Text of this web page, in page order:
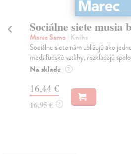
Sociálne siete musia
Marec Samo| Kniha
Sociálne siete nám ubližujú ako
medziľudské vzťahy, rozkladajú
Na sklade ?
16,44 €
16,95 € ?